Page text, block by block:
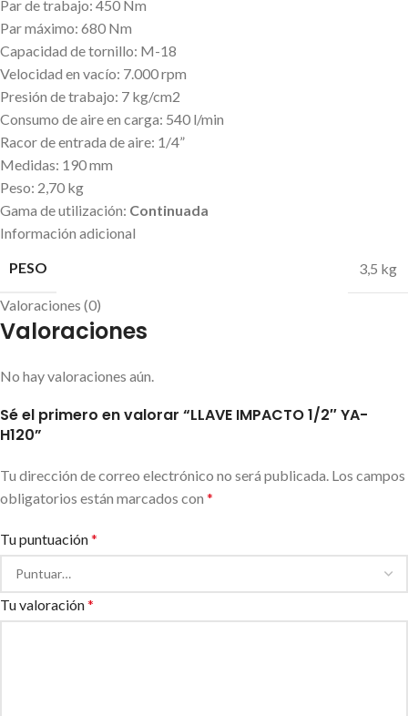
Par de trabajo: 450 Nm
Par máximo: 680 Nm
Capacidad de tornillo: M-18
Velocidad en vacío: 7.000 rpm
Presión de trabajo: 7 kg/cm2
Consumo de aire en carga: 540 l/min
Racor de entrada de aire: 1/4”
Medidas: 190 mm
Peso: 2,70 kg
Gama de utilización: Continuada
Información adicional
PESO
3,5 kg
Valoraciones (0)
Valoraciones
No hay valoraciones aún.
Sé el primero en valorar “LLAVE IMPACTO 1/2″ YA-
H120”
Tu dirección de correo electrónico no será publicada. Los campos
obligatorios están marcados con *
Tu puntuación*
Tu valoración*